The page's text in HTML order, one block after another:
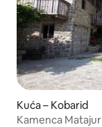
Kuća – Kobarid
Kamenca Matajur